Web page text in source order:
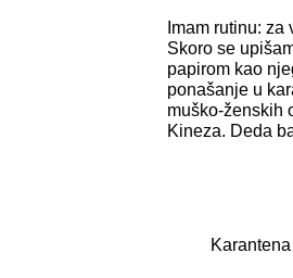
Imam rutinu: za
Skoro se
papirom kao
ponašanje u
muško-ženskih
Kineza. Deda